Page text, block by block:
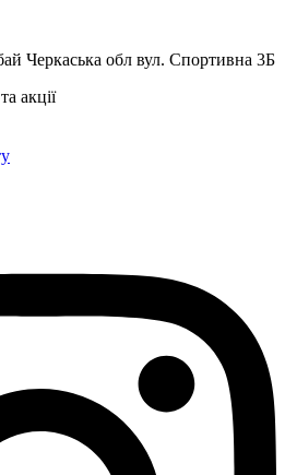
Черкаська обл вул. Спортивна 3Б
акції